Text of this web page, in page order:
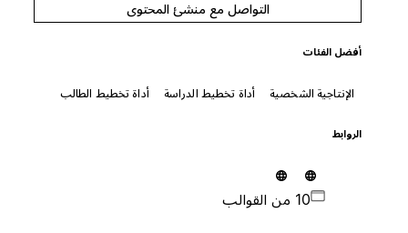
التواصل مع منشئ المحتوى
أفضل الفئات
الإنتاجية الشخصية أداة تخطيط الدراسة أداة تخطيط الطالب